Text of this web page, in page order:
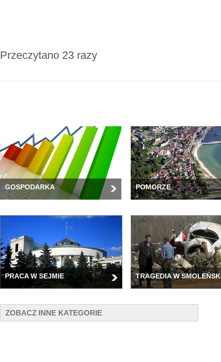
Przeczytano 23 razy
GOSPODARKA POMORZE
PRACA W SEJMIE TRAGEDIA W
ZOBACZ INNE KATEGORIE